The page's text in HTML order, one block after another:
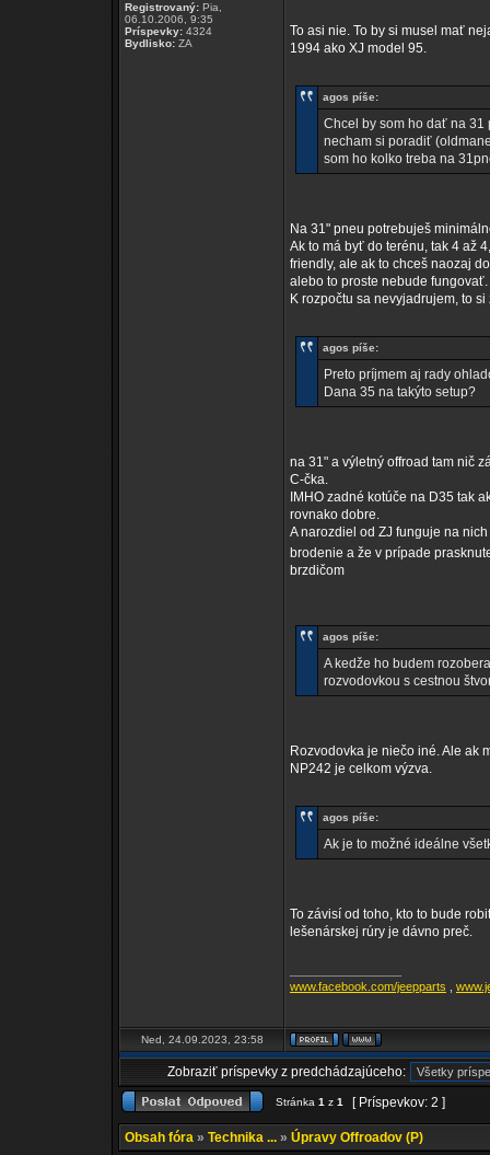
Registrovaný: Pia,
06.10.2006, 9:35
Príspevky: 4324
Bydlisko: ZA
To asi nie. To by si musel mať
1994 ako XJ model 95.
agos píše:
Chcel by som ho dať na 31
necham si poradiť
som ho kolko treba na
Na 31" pneu potrebuješ
Ak to má byť do terénu, tak 4 až
friendly, ale ak to chceš naozaj
alebo to proste nebude fungovať.
K rozpočtu sa nevyjadrujem, to si
agos píše:
Preto príjmem aj rady
Dana 35 na takýto setup?
na 31" a výletný offroad tam nič
C-čka.
IMHO zadné kotúče na D35 tak
rovnako dobre.
A narozdiel od ZJ funguje na
brodenie a že v prípade
brzdičom
agos píše:
A kedže ho budem
rozvodovkou s cestnou
Rozvodovka je niečo iné. Ale ak
NP242 je celkom výzva.
agos píše:
Ak je to možné ideálne
To závisí od toho, kto to bude
lešenárskej rúry je dávno preč.
www.facebook.com/jeepparts
Ned, 24.09.2023, 23:58
Zobraziť príspevky z predchádzajúceho:
Stránka 1 z 1 [ Príspevkov: 2 ]
Obsah fóra » Technika ... » Úpravy Offroadov (P)